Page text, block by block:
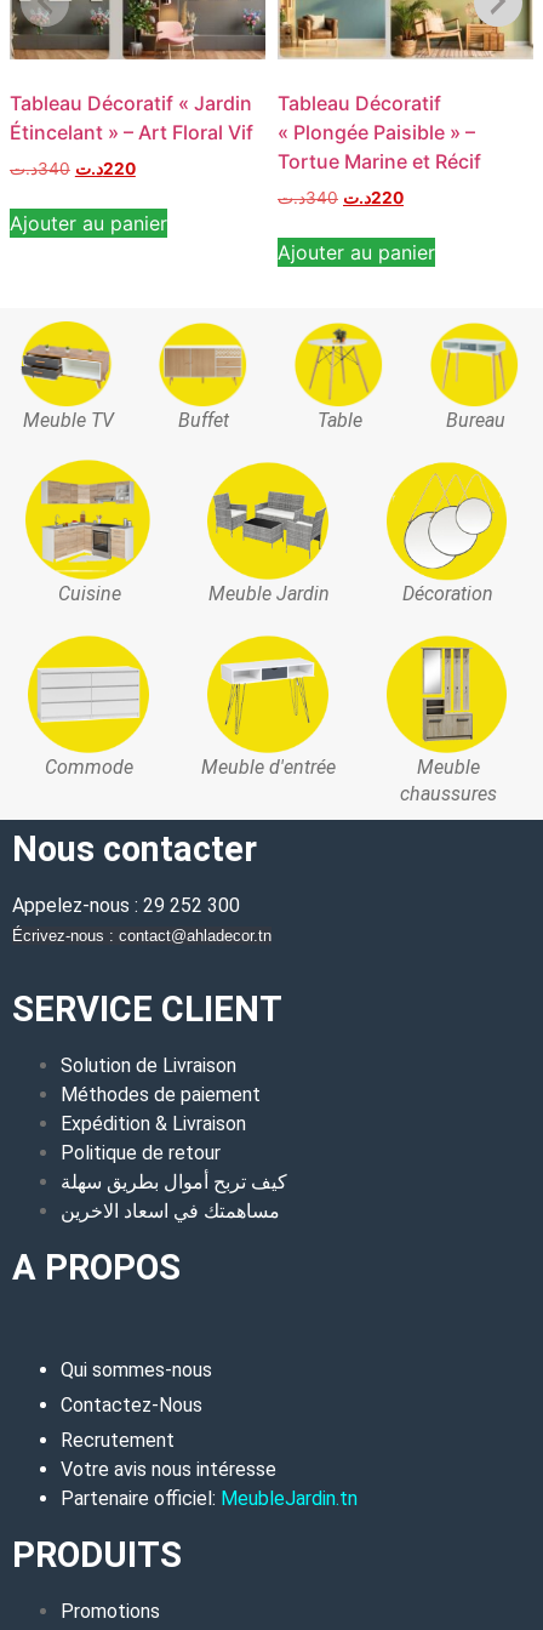
Tableau Décoratif « Jardin
Étincelant » – Art Floral Vif
340د.ت 220د.ت
Ajouter au panier
Tableau Décoratif
« Plongée Paisible » –
Tortue Marine et Récif
340د.ت 220د.ت
Ajouter au panier
Meuble TV Buffet Table Bureau
Cuisine Meuble Jardin Décoration
Commode Meuble d'entrée
Meuble
chaussures
Nous contacter
Appelez-nous : 29 252 300
Écrivez-nous : contact@ahladecor.tn
SERVICE CLIENT
Solution de Livraison
Méthodes de paiement
Expédition & Livraison
Politique de retour
كيف تربح أموال بطريق سهلة
مساهمتك في اسعاد الاخرين
A PROPOS
Qui sommes-nous
Contactez-Nous
Recrutement
Votre avis nous intéresse
Partenaire officiel: MeubleJardin.tn
PRODUITS
Promotions